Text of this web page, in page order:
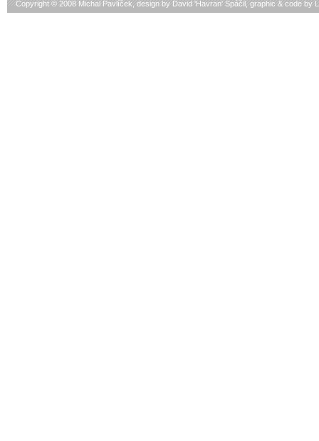
Copyright © 2008 Michal Pavlíček, design by David 'Havran' Spáčil , graphic & code by